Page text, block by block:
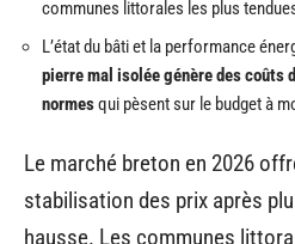
communes littorales les plus
L’état du bâti et la performance
pierre mal isolée génère des coûts
normesqui pèsent sur le budget à
Le marché breton en 2026
stabilisation des prix après
hausse. Les communes